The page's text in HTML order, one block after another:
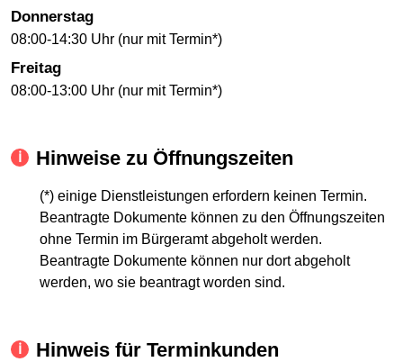
Donnerstag
08:00-14:30 Uhr (nur mit Termin*)
Freitag
08:00-13:00 Uhr (nur mit Termin*)
Hinweise zu Öffnungszeiten
(*) einige Dienstleistungen erfordern keinen Termin.
Beantragte Dokumente können zu den Öffnungszeiten
ohne Termin im Bürgeramt abgeholt werden.
Beantragte Dokumente können nur dort abgeholt
werden, wo sie beantragt worden sind.
Hinweis für Terminkunden